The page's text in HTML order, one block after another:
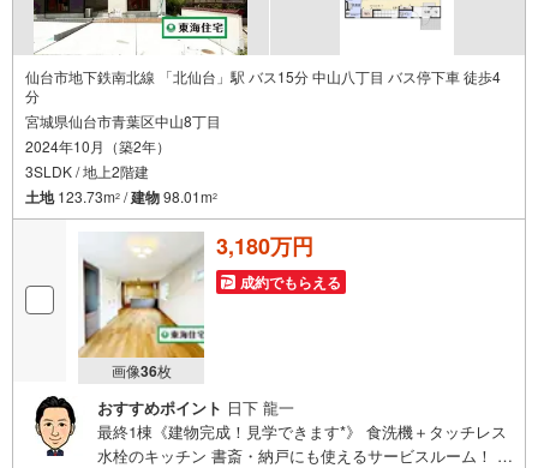
仙台市地下鉄南北線 「北仙台」駅 バス15分 中山八丁目 バス停下車 徒歩4
分
宮城県仙台市青葉区中山8丁目
2024年10月（築2年）
3SLDK / 地上2階建
土地123.73m2 /建物98.01m2
画像36枚
3,180万円
成約でもらえる
おすすめポイント 日下 龍一
最終1棟《建物完成！見学できます*》 食洗機＋タッチレス
水栓のキッチン 書斎・納戸にも使えるサービスルーム！ 断